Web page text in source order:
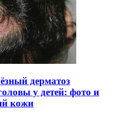
дерматоз
у детей: фото и
кожи